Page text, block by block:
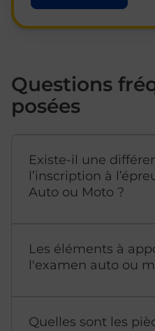
Questions
posées
Existe-il une
l’inscription à
Auto ou Moto ?
Les éléments à
l'examen auto ou
Quelles sont les